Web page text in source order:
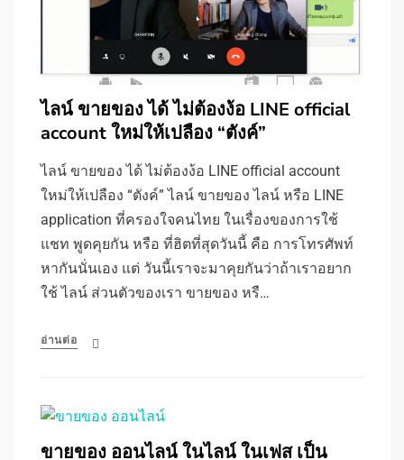
ไลน์ ขายของ ได้ ไม่ต้องง้อ LINE official
account ใหม่ให้เปลือง “ตังค์”
ไลน์ ขายของ ได้ ไม่ต้องง้อ LINE official account
ใหม่ให้เปลือง “ตังค์” ไลน์ ขายของ ไลน์ หรือ LINE
application ที่ครองใจคนไทย ในเรื่องของการใช้
แชท พูดคุยกัน หรือ ที่ฮิตที่สุดวันนี้ คือ การโทรศัพท์
หากันนั่นเอง แต่ วันนี้เราจะมาคุยกันว่าถ้าเราอยาก
ใช้ ไลน์ ส่วนตัวของเรา ขายของ หรื…
อ่านต่อ
ขายของ ออนไลน์ ในไลน์ ในเฟส เป็น